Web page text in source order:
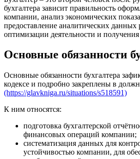
бухгалтера зависит правильность
компании, анализ экономических
предоставление аналитических данных
оптимизации деятельности и
Основные обязанности
Основные обязанности бухгалтера
кодексе и подробно закреплены в
(https://glavkniga.ru/situations/s518591)
К ним относятся:
подготовка бухгалтерской
финансовых операций компании;
систематизация данных для
устойчивостью компании, для